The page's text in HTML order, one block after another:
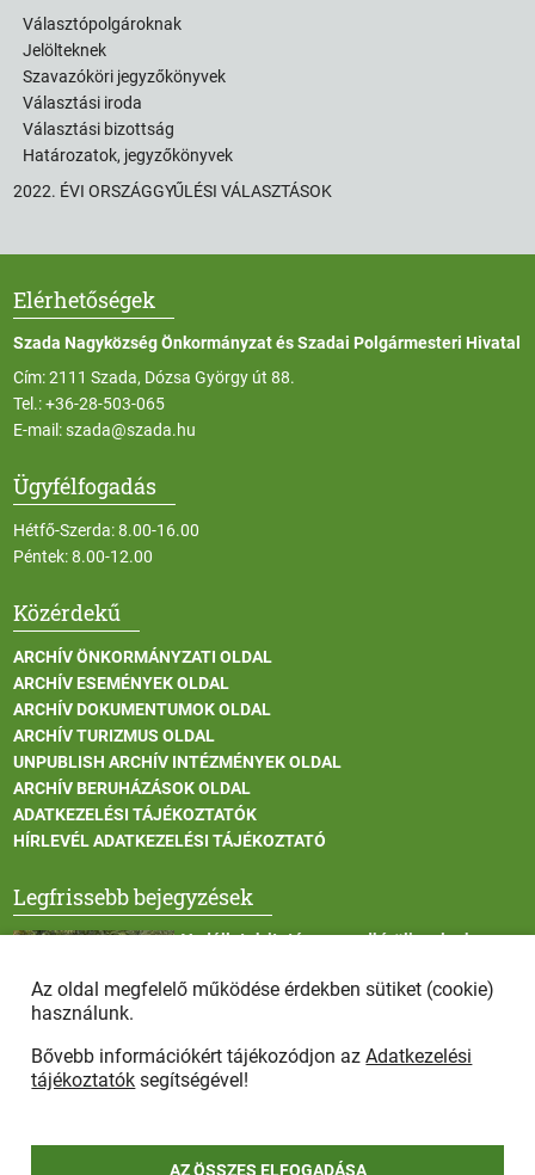
Választópolgároknak
Jelölteknek
Szavazóköri jegyzőkönyvek
Választási iroda
Választási bizottság
Határozatok, jegyzőkönyvek
2022. ÉVI ORSZÁGGYŰLÉSI VÁLASZTÁSOK
Elérhetőségek
Szada Nagyközség Önkormányzat és Szadai Polgármesteri Hivatal
Cím: 2111 Szada, Dózsa György út 88.
Tel.:+36-28-503-065
E-mail:szada@szada.hu
Ügyfélfogadás
Hétfő-Szerda: 8.00-16.00
Péntek: 8.00-12.00
Közérdekű
ARCHÍV ÖNKORMÁNYZATI OLDAL
ARCHÍV ESEMÉNYEK OLDAL
ARCHÍV DOKUMENTUMOK OLDAL
ARCHÍV TURIZMUS OLDAL
UNPUBLISH ARCHÍV INTÉZMÉNYEK OLDAL
ARCHÍV BERUHÁZÁSOK OLDAL
ADATKEZELÉSI TÁJÉKOZTATÓK
HÍRLEVÉL ADATKEZELÉSI TÁJÉKOZTATÓ
Legfrissebb bejegyzések
Vadállatok itatása a rendkívüli melegben
Afrikai sertéspestis - kérések a lakosság felé
Az oldal megfelelő működése érdekben sütiket (cookie)
használunk.
Bővebb információkért tájékozódjon azAdatkezelési
tájékoztatók segítségével!
AZ ÖSSZES ELFOGADÁSA